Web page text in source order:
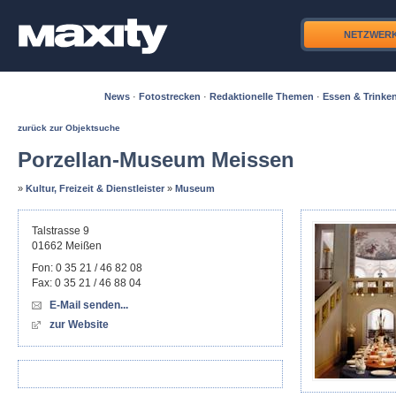
News · Fotostrecken · Redaktionelle Themen · Essen &
zurück zur Objektsuche
Porzellan-Museum Meissen
» Kultur, Freizeit & Dienstleister » Museum
Talstrasse 9
01662 Meißen
Fon: 0 35 21 / 46 82 08
Fax: 0 35 21 / 46 88 04
E-Mail senden...
zur Website